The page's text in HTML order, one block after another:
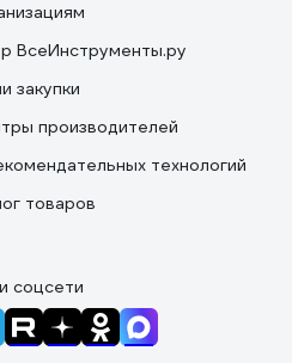
ВсеИнструменты.ру
закупки
производителей
технологий
товаров
соцсети